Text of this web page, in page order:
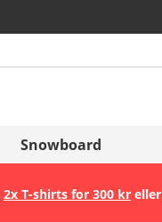
Gem
Snowboard
2x T-shirts for 300 kreller